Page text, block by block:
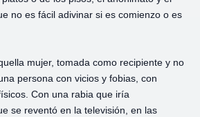
no es fácil adivinar si es comienzo o es
mujer, tomada como recipiente y no
persona con vicios y fobias, con
Con una rabia que iría
se reventó en la televisión, en las